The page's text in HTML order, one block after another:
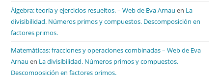
Álgebra: teoría y ejercicios resueltos. – Web de Eva Arnau en La
divisibilidad. Números primos y compuestos. Descomposición en
factores primos.
Matemáticas: fracciones y operaciones combinadas – Web de Eva
Arnau en La divisibilidad. Números primos y compuestos.
Descomposición en factores primos.